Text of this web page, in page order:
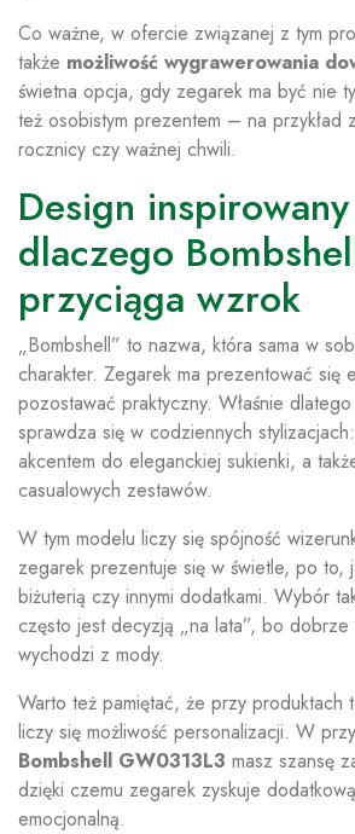
Co ważne, w ofercie związanej z tym
także możliwość wygrawerowania
świetna opcja, gdy zegarek ma być nie
też osobistym prezentem – na przykład
rocznicy czy ważnej chwili.
Design
dlaczego
przyciąga wzrok
„Bombshell” to nazwa, która sama w
charakter. Zegarek ma prezentować się
pozostawać praktyczny. Właśnie
sprawdza się w codziennych
akcentem do eleganckiej sukienki, a
casualowych zestawów.
W tym modelu liczy się spójność
zegarek prezentuje się w świetle, po to,
biżuterią czy innymi dodatkami. Wybór
często jest decyzją „na lata”, bo
wychodzi z mody.
Warto też pamiętać, że przy produktach
liczy się możliwość personalizacji. W
Bombshell GW0313L3 masz szansę
dzięki czemu zegarek zyskuje
emocjonalną.